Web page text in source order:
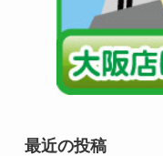
最近の投稿